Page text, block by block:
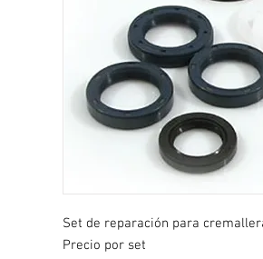
Set de reparación para
Precio por set